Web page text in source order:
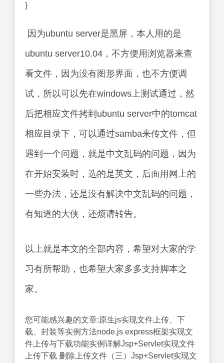
}
因为ubuntu server是黑屏，本人用的是
ubuntu server10.04，不方便用浏览器来查
看文件，因为没有图形界面，也不方便调
试，所以可以先在windows上测试通过，然
后把相应文件拷到ubuntu server中的tomcat
相应目录下，可以通过samba来传文件，但
遇到一个问题，就是中文乱码的问题，因为
在开始安装时，选的是英文，后面用网上的
一些办法，还是没有解决中文乱码的问题，
有知道的大侠，还烦请转告。
以上就是本文的全部内容，希望对大家的学
习有所帮助，也希望大家多多支持脚本之
家。
您可能感兴趣的文章:原生js实现文件上传、下
载、封装等实例方法node.js express框架实现文
件上传与下载功能实例详解Jsp+Servlet实现文件
上传下载 删除上传文件（三）Jsp+Servlet实现文